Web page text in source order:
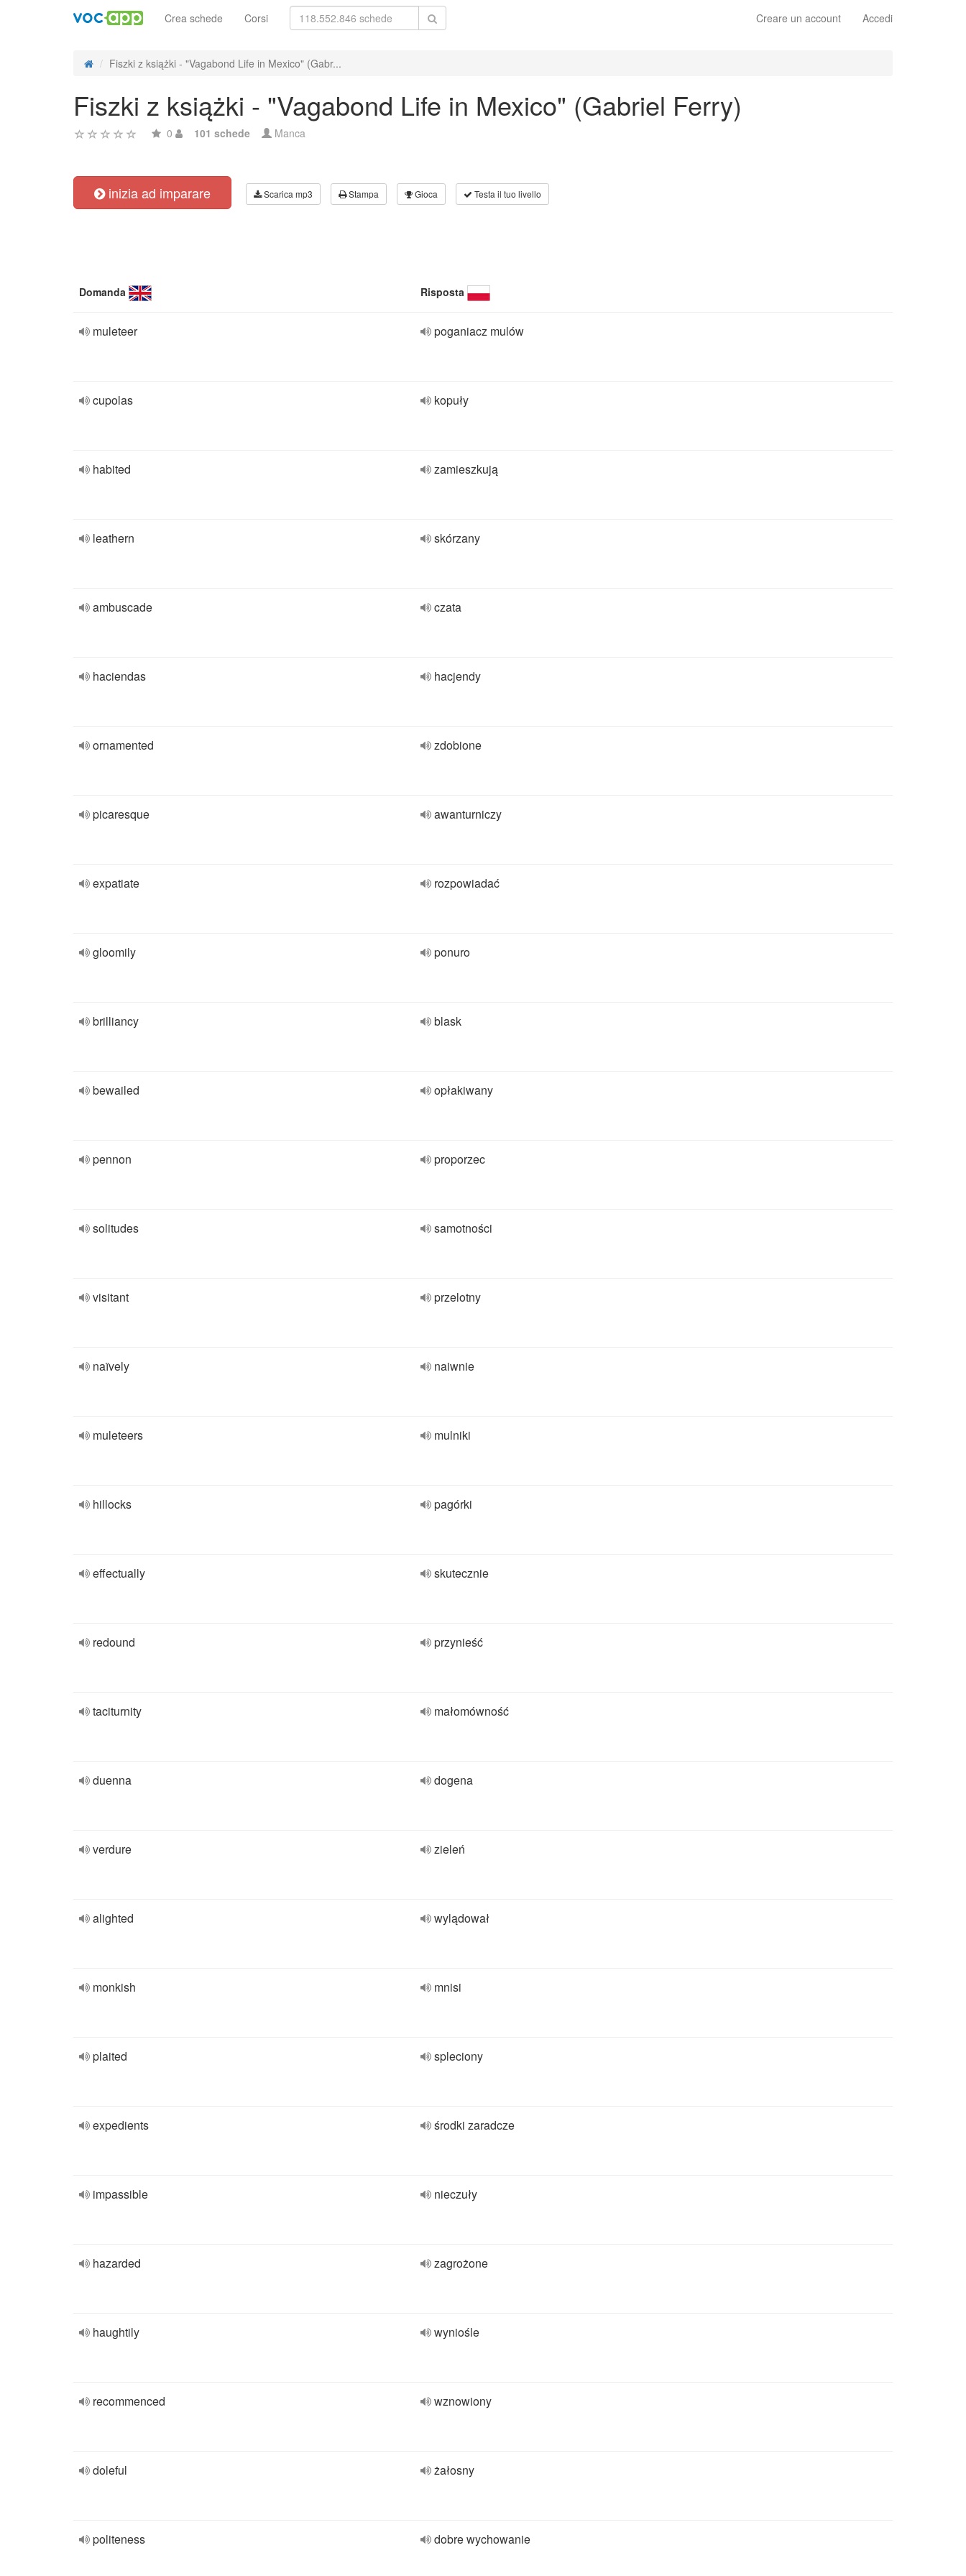
Creare un account Accedi
Crea schede Corsi
Fiszki z książki - "Vagabond Life in Mexico" (Gabr...
Fiszki z książki - "Vagabond Life in Mexico" (Gabriel Ferry)
0 101 schede Manca
inizia ad imparare Scarica mp3 Stampa Gioca Testa il tuo livello
Domanda Risposta
muleteer poganiacz mulów
cupolas kopuły
habited zamieszkują
leathern skórzany
ambuscade czata
haciendas hacjendy
ornamented zdobione
picaresque awanturniczy
expatiate rozpowiadać
gloomily ponuro
brilliancy blask
bewailed opłakiwany
pennon proporzec
solitudes samotności
visitant przelotny
naïvely naiwnie
muleteers mulniki
hillocks pagórki
effectually skutecznie
redound przynieść
taciturnity małomówność
duenna dogena
verdure zieleń
alighted wylądował
monkish mnisi
plaited spleciony
expedients środki zaradcze
impassible nieczuły
hazarded zagrożone
haughtily wyniośle
recommenced wznowiony
doleful żałosny
politeness dobre wychowanie